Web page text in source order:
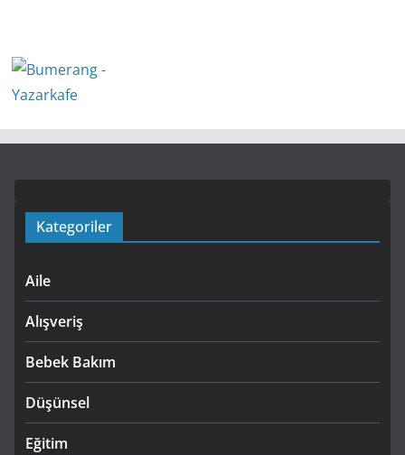
Kategoriler
Aile
Alışveriş
Bebek Bakım
Düşünsel
Eğitim